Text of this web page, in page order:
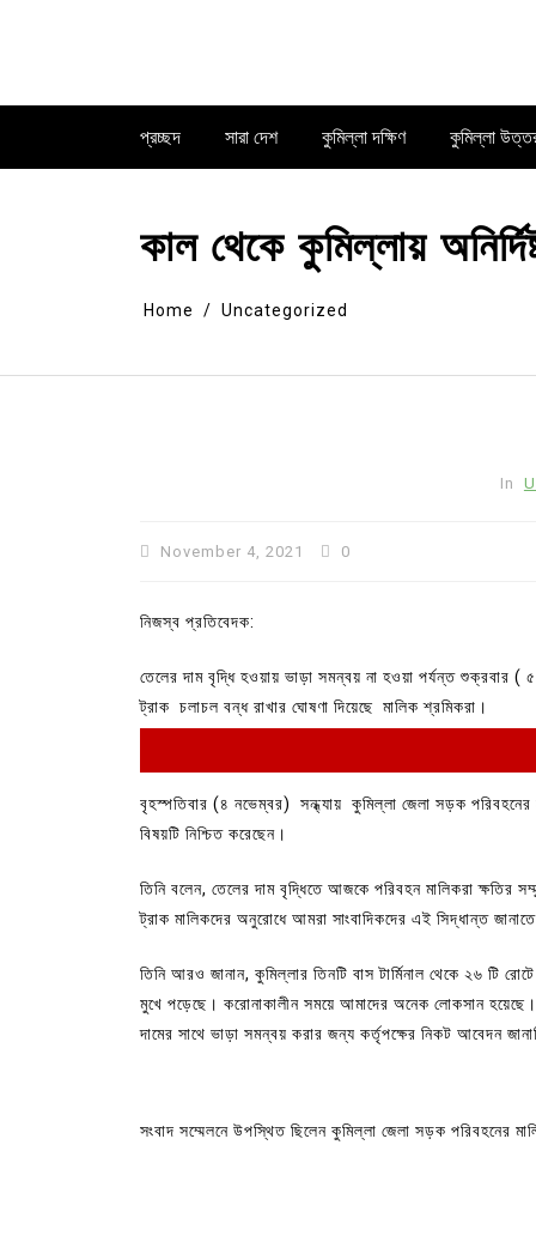
প্রচ্ছদ সারা দেশ কুমিল্লা দক্ষিণ কুমিল্লা
কাল থেকে কুমিল্লায়
Home Uncategorized
In
November 4, 2021 0
নিজস্ব প্রতিবেদক:
তেলের দাম বৃদ্ধি হওয়ায় ভাড়া সমন্বয় না হওয়া পর্যন্ত শুক্রবার ( ৫
ট্রাক চলাচল বন্ধ রাখার ঘোষণা দিয়েছে মালিক শ্রমিকরা।
বৃহস্পতিবার (৪ নভেম্বর) সন্ধ্যায় কুমিল্লা জেলা সড়ক পরিবহনের
বিষয়টি নিশ্চিত করেছেন।
তিনি বলেন, তেলের দাম বৃদ্ধিতে আজকে পরিবহন মালিকরা ক্ষতির
ট্রাক মালিকদের অনুরোধে আমরা সাংবাদিকদের এই সিদ্ধান্ত
তিনি আরও জানান, কুমিল্লার তিনটি বাস টার্মিনাল থেকে ২৬ টি
মুখে পড়েছে। করোনাকালীন সময়ে আমাদের অনেক লোকসান
দামের সাথে ভাড়া সমন্বয় করার জন্য কর্তৃপক্ষের নিকট আবেদন
সংবাদ সম্মেলনে উপস্থিত ছিলেন কুমিল্লা জেলা সড়ক পরিবহনের
In Uncategorized
পদের জন্য ৩৩ জন প্রার্থী
July 30, 2026 0 3 words